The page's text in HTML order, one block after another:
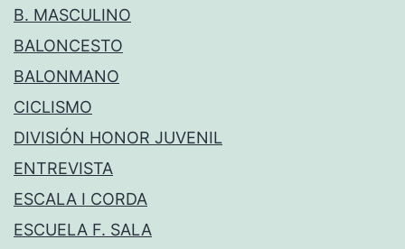
B. MASCULINO
BALONCESTO
BALONMANO
CICLISMO
DIVISIÓN HONOR JUVENIL
ENTREVISTA
ESCALA I CORDA
ESCUELA F. SALA